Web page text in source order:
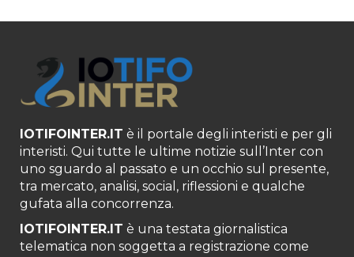
IOTIFOINTER.IT è il portale degli interisti e per gli
interisti. Qui tutte le ultime notizie sull’Inter con
uno sguardo al passato e un occhio sul presente,
tra mercato, analisi, social, riflessioni e qualche
gufata alla concorrenza.
IOTIFOINTER.IT è una testata giornalistica
telematica non soggetta a registrazione come